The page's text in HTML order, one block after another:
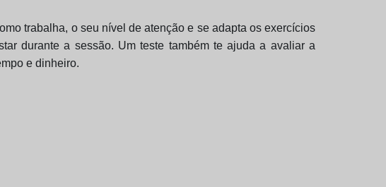
trabalha, o seu nível de atenção e se adapta os exercícios
durante a sessão. Um teste também te ajuda a avaliar a
e dinheiro.